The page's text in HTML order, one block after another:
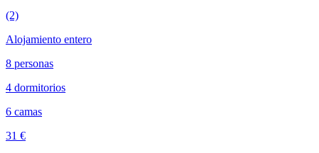
(2)
Alojamiento entero
8 personas
4 dormitorios
6 camas
31 €